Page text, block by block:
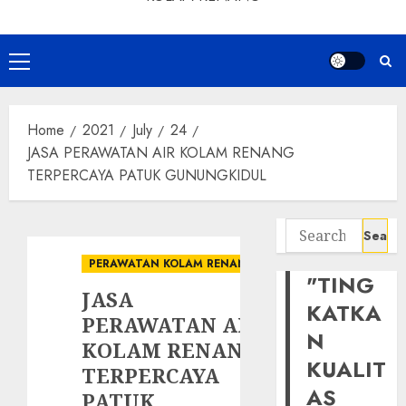
Primary
Menu
Home 2021 July
24
JASA PERAWATAN AIR KOLAM RENANG
TERPERCAYA PATUK GUNUNGKIDUL
PERAWATAN KOLAM RENANG
JASA
PERAWATAN AIR
KOLAM RENANG
TERPERCAYA
PATUK
Search
for:
"TING
KATKA
N
KUALIT
AS